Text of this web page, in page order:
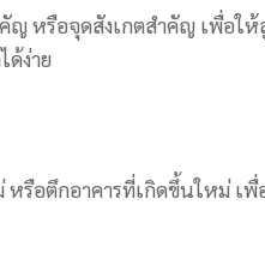
ญ หรือจุดสังเกตสำคัญ เพื่อใ
ด้ง่าย
รือตึกอาคารที่เกิดขึ้นใหม่ เ